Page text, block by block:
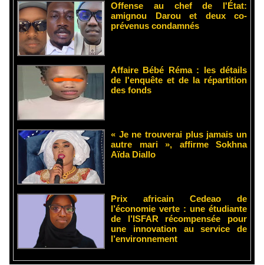
Offense au chef de l'État:
amignou Darou et deux co-
prévenus condamnés
Affaire Bébé Réma : les détails
de l'enquête et de la répartition
des fonds
« Je ne trouverai plus jamais un
autre mari », affirme Sokhna
Aïda Diallo
Prix africain Cedeao de
l’économie verte : une étudiante
de l’ISFAR récompensée pour
une innovation au service de
l’environnement